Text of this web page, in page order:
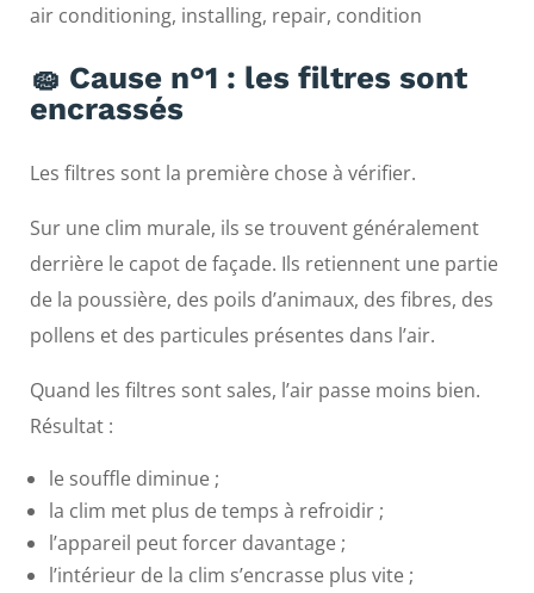
air conditioning, installing, repair, condition
🧽 Cause n°1 : les filtres sont
encrassés
Les filtres sont la première chose à vérifier.
Sur une clim murale, ils se trouvent généralement
derrière le capot de façade. Ils retiennent une partie
de la poussière, des poils d’animaux, des fibres, des
pollens et des particules présentes dans l’air.
Quand les filtres sont sales, l’air passe moins bien.
Résultat :
le souffle diminue ;
la clim met plus de temps à refroidir ;
l’appareil peut forcer davantage ;
l’intérieur de la clim s’encrasse plus vite ;